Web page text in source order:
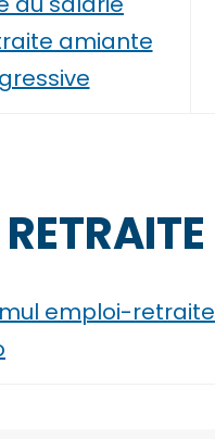
amiante
emploi-retraite